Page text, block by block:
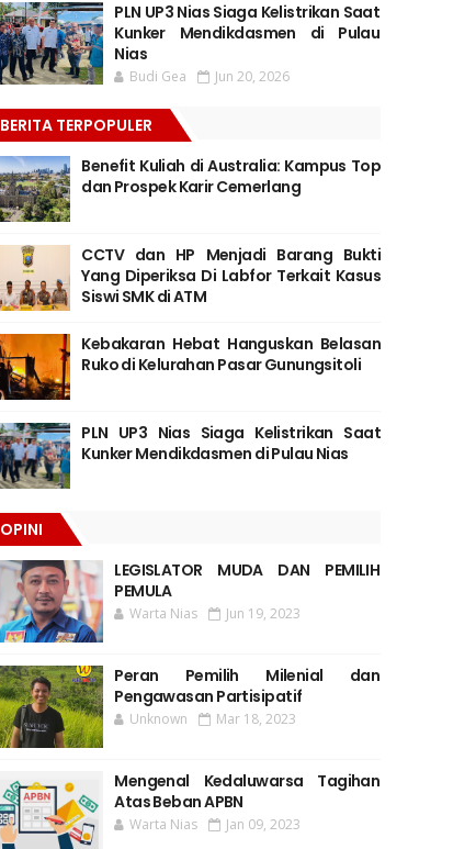
PLN UP3 Nias Siaga Kelistrikan Saat
Kunker Mendikdasmen di Pulau
Nias
Budi Gea Jun 20, 2026
BERITA TERPOPULER
Benefit Kuliah di Australia: Kampus Top
dan Prospek Karir Cemerlang
CCTV dan HP Menjadi Barang Bukti
Yang Diperiksa Di Labfor Terkait Kasus
Siswi SMK di ATM
Kebakaran Hebat Hanguskan Belasan
Ruko di Kelurahan Pasar Gunungsitoli
PLN UP3 Nias Siaga Kelistrikan Saat
Kunker Mendikdasmen di Pulau Nias
OPINI
LEGISLATOR MUDA DAN PEMILIH
PEMULA
Warta Nias Jun 19, 2023
Peran Pemilih Milenial dan
Pengawasan Partisipatif
Unknown Mar 18, 2023
Mengenal Kedaluwarsa Tagihan
Atas Beban APBN
Warta Nias Jan 09, 2023